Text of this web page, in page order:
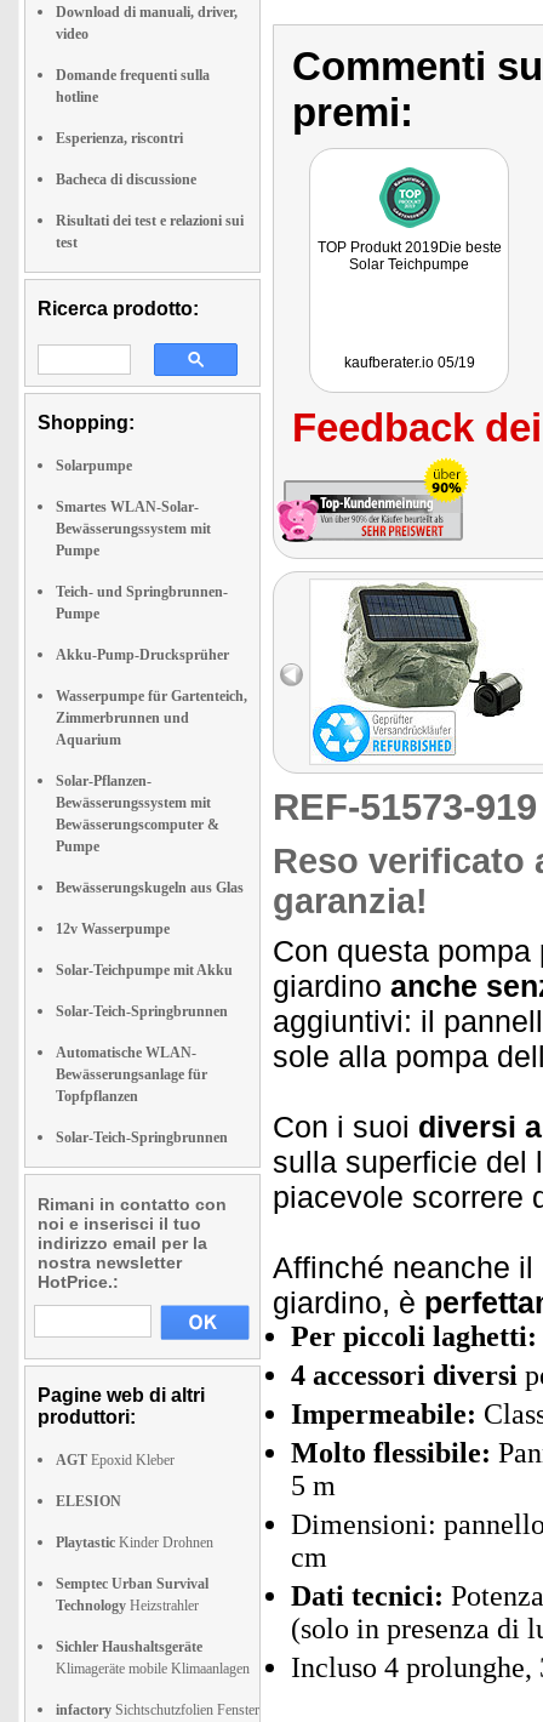
Download di manuali, driver,
video
Domande frequenti sulla
hotline
Esperienza, riscontri
Bacheca di discussione
Risultati dei test e relazioni sui
test
Ricerca prodotto:
Shopping:
Solarpumpe
Smartes WLAN-Solar-
Bewässerungssystem mit
Pumpe
Teich- und Springbrunnen-
Pumpe
Akku-Pump-Drucksprüher
Wasserpumpe für Gartenteich,
Zimmerbrunnen und
Aquarium
Solar-Pflanzen-
Bewässerungssystem mit
Bewässerungscomputer &
Pumpe
Bewässerungskugeln aus Glas
12v Wasserpumpe
Solar-Teichpumpe mit Akku
Solar-Teich-Springbrunnen
Automatische WLAN-
Bewässerungsanlage für
Topfpflanzen
Solar-Teich-Springbrunnen
Rimani in contatto con
noi e inserisci il tuo
indirizzo email per la
nostra newsletter
HotPrice.:
Pagine web di altri
produttori:
AGT Epoxid Kleber
ELESION
Playtastic Kinder Drohnen
Semptec Urban Survival
Technology Heizstrahler
Sichler Haushaltsgeräte
Klimageräte mobile Klimaanlagen
infactory Sichtschutzfolien Fenster
Commenti
premi:
TOP Produkt 2019Die beste
Solar Teichpumpe
kaufberater.io 05/19
Feedback
REF-51573-
Reso verificato
garanzia!
Con questa
giardino anche
aggiuntivi: il
sole alla pompa
Con i suoi diversi
sulla superficie del
piacevole scorrere
Affinché neanche
giardino, è
Per piccoli laghetti:
4 accessori diversi
Impermeabile:
Molto flessibile:
5 m
Dimensioni:
cm
Dati tecnici:
(solo in presenza di
Incluso 4 prolunghe,